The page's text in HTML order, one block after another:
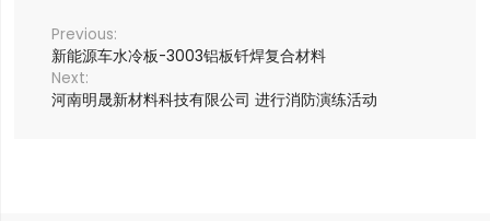
新能源车水冷板-3003铝板钎焊复合材料
河南明晟新材料科技有限公司 进行消防演练活动